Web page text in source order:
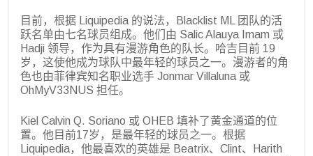
目前，根据 Liquipedia 的说法，Blacklist ML 团队的活
跃名单由七名球员组成。他们由 Salic Alauya Imam 或
Hadji 领导，作为具有漫游角色的队长。哈吉目前 19
岁，这使他成为球队中最年轻的球员之一。漫游者的角
色也由菲律宾知名职业选手 Jonmar Villaluna 或
OhMyV33NUS 担任。
Kiel Calvin Q. Soriano 或 OHEB 填补了黄金通道的位
置。他目前17岁，是最年轻的球员之一。根据
Liquipedia，他最喜欢的英雄是 Beatrix、Clint、Harith